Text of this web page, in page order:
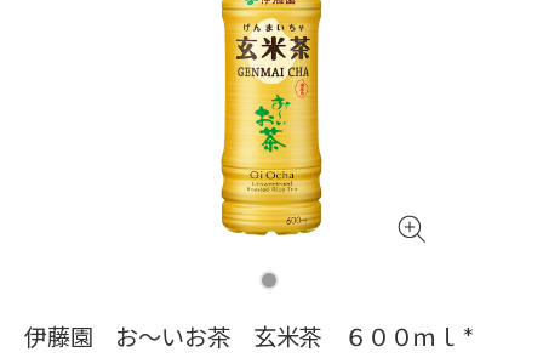
伊藤園 お～いお茶 玄米茶 ６００ｍｌ *